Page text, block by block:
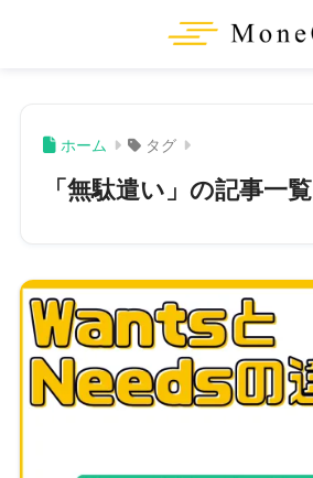
ホーム タグ
「無駄遣い」の記事一覧